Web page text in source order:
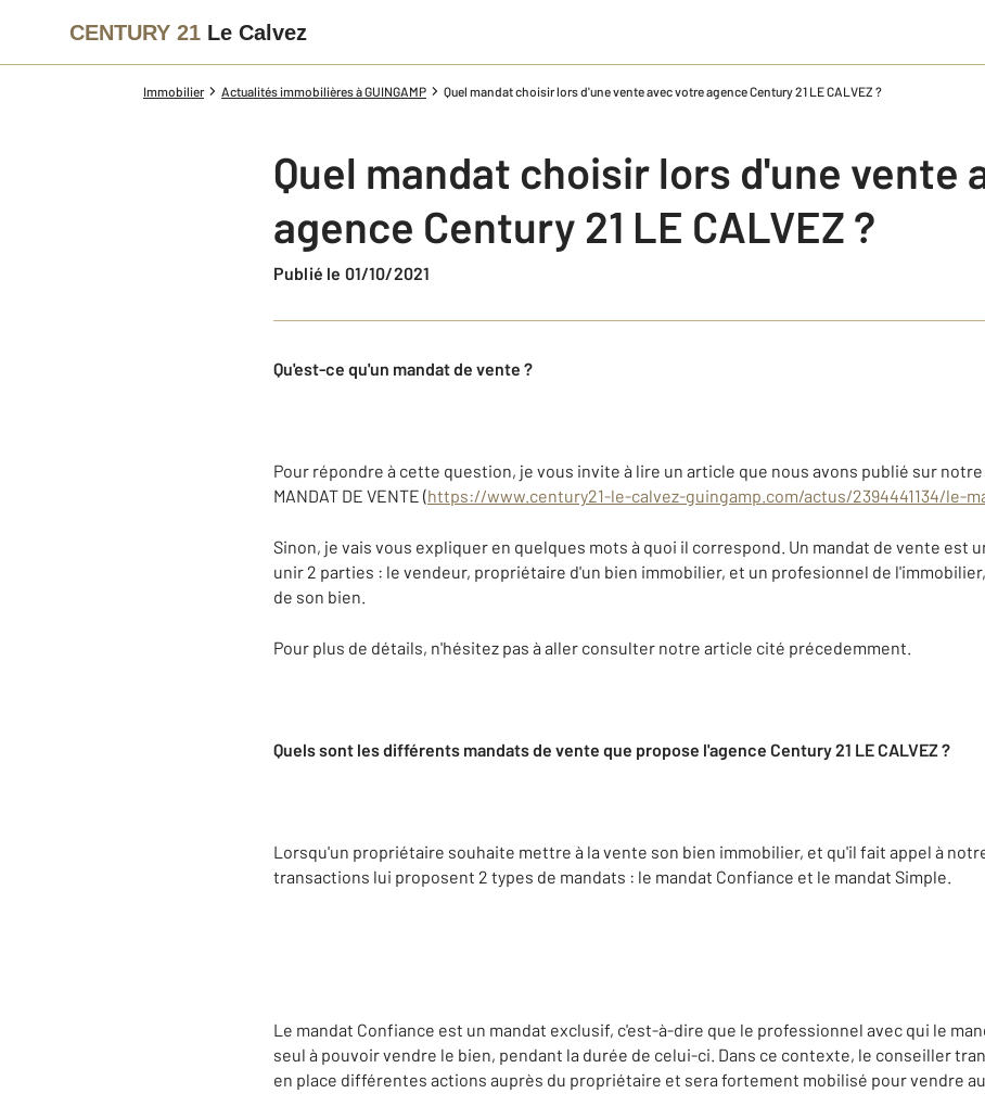
CENTURY 21 Le Calvez
Immobilier Actualités immobilières à GUINGAMP Quel mandat choisir lors d'une vente avec votre agence Century 21 LE CALVEZ ?
Quel mandat choisir lors d'une vente
agence Century 21 LE CALVEZ ?
Publié le 01/10/2021
Qu'est-ce qu'un mandat de vente ?
Pour répondre à cette question, je vous invite à lire un article que nous avons publié sur notre
MANDAT DE VENTE (https://www.century21-le-calvez-guingamp.com/actus/2394441134/le-
Sinon, je vais vous expliquer en quelques mots à quoi il correspond. Un mandat de vente est
unir 2 parties : le vendeur, propriétaire d'un bien immobilier, et un profesionnel de
de son bien.
Pour plus de détails, n'hésitez pas à aller consulter notre article cité précedemment.
Quels sont les différents mandats de vente que propose l'agence Century 21 LE CALVEZ ?
Lorsqu'un propriétaire souhaite mettre à la vente son bien immobilier, et qu'il fait appel à
transactions lui proposent 2 types de mandats : le mandat Confiance et le mandat Simple.
Le mandat Confiance est un mandat exclusif, c'est-à-dire que le professionnel avec qui le
seul à pouvoir vendre le bien, pendant la durée de celui-ci. Dans ce contexte, le conseiller
en place différentes actions auprès du propriétaire et sera fortement mobilisé pour vendre